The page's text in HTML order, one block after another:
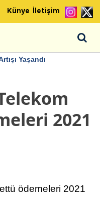
Künye İletişim
2021
ödemeleri 2021